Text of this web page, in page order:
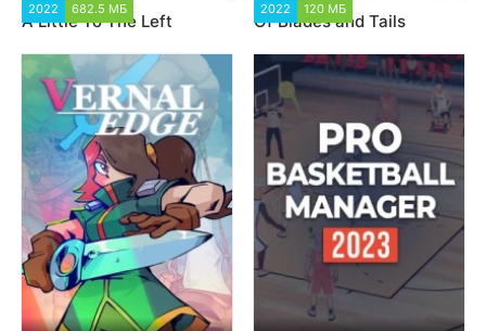
2022 682.5 МБ
A Little To The Left
2022 120 МБ
Of Blades and Tails